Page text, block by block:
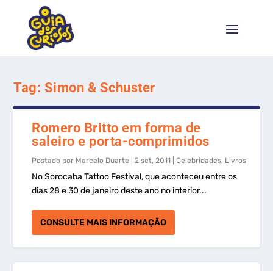
Tag: Simon & Schuster
Romero Britto em forma de
saleiro e porta-comprimidos
Postado por Marcelo Duarte |2 set, 2011 |Celebridades, Livros
No Sorocaba Tattoo Festival, que aconteceu entre os
dias 28 e 30 de janeiro deste ano no interior...
CONSULTE MAIS INFORMAÇÃO